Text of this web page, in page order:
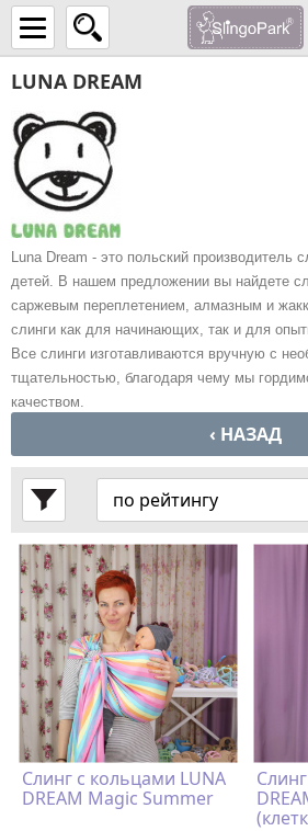
LUNA DREAM
Luna Dream - это польский производитель
детей. В нашем предложении вы найдете
саржевым переплетением, алмазным и
слинги как для начинающих, так и для
Все слинги изготавливаются вручную с
тщательностью, благодаря чему мы
качеством.
‹ НАЗАД
Cлинг с кольцами LUNA
DREAM Magic Summer